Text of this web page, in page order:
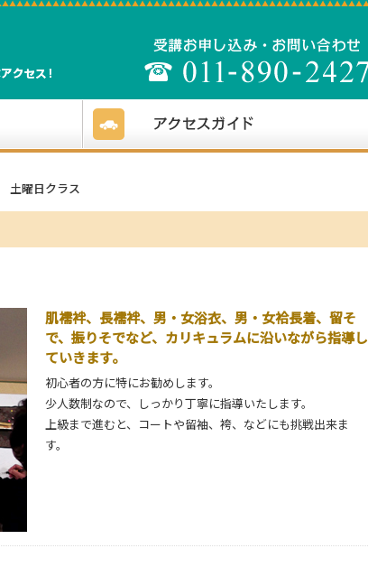
土曜日クラス
肌襦袢、長襦袢、男・女浴衣、男・女袷長着、留そ
で、振りそでなど、カリキュラムに沿いながら指導し
ていきます。
初心者の方に特にお勧めします。
少人数制なので、しっかり丁寧に指導いたします。
上級まで進むと、コートや留袖、袴、などにも挑戦出来ま
す。